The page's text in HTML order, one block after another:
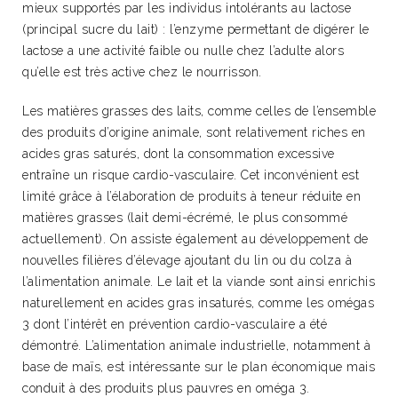
mieux supportés par les individus intolérants au lactose
(principal sucre du lait) : l’enzyme permettant de digérer le
lactose a une activité faible ou nulle chez l’adulte alors
qu’elle est très active chez le nourrisson.
Les matières grasses des laits, comme celles de l’ensemble
des produits d’origine animale, sont relativement riches en
acides gras saturés, dont la consommation excessive
entraîne un risque cardio-vasculaire. Cet inconvénient est
limité grâce à l’élaboration de produits à teneur réduite en
matières grasses (lait demi-écrémé, le plus consommé
actuellement). On assiste également au développement de
nouvelles filières d’élevage ajoutant du lin ou du colza à
l’alimentation animale. Le lait et la viande sont ainsi enrichis
naturellement en acides gras insaturés, comme les omégas
3 dont l’intérêt en prévention cardio-vasculaire a été
démontré. L’alimentation animale industrielle, notamment à
base de maïs, est intéressante sur le plan économique mais
conduit à des produits plus pauvres en oméga 3.